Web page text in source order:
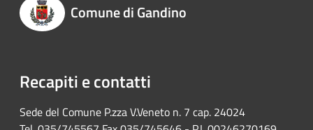
Comune di Gandino
Recapiti e contatti
Sede del Comune P.zza V.Veneto n. 7 cap. 24024